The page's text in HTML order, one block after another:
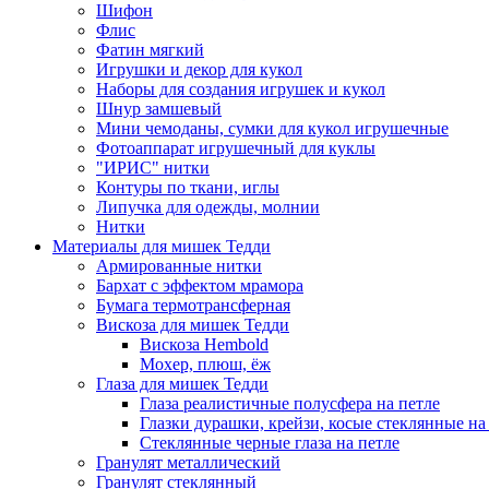
Шифон
Флис
Фатин мягкий
Игрушки и декор для кукол
Наборы для создания игрушек и кукол
Шнур замшевый
Мини чемоданы, сумки для кукол игрушечные
Фотоаппарат игрушечный для куклы
"ИРИС" нитки
Контуры по ткани, иглы
Липучка для одежды, молнии
Нитки
Материалы для мишек Тедди
Армированные нитки
Бархат с эффектом мрамора
Бумага термотрансферная
Вискоза для мишек Тедди
Вискоза Hembold
Мохер, плюш, ёж
Глаза для мишек Тедди
Глаза реалистичные полусфера на петле
Глазки дурашки, крейзи, косые стеклянные на
Стеклянные черные глаза на петле
Гранулят металлический
Гранулят стеклянный